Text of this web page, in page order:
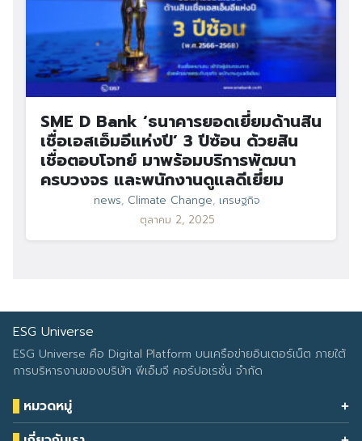
SME D Bank ‘ธนาคารยอดเยี่ยมด้านสิน
เชื่อเอสเอ็มอีแห่งปี’ 3 ปีซ้อน ด้วยสิน
เชื่อตอบโจทย์ มาพร้อมบริการพัฒนา
ครบวงจร และพนักงานดูแลดีเยี่ยม
news, Climate Change, เศรษฐกิจ
ตุลาคม 2, 2025
ESG Universe
ESG Universe คือ Digital Platform บนเครือข่ายอินเตอร์เน็ต ภายใต้
การบริหารงานของบริษัท พีเอ็มจี คอร์ปอเรชั่น จำกัด
หมวดหมู่
Health & Wellness